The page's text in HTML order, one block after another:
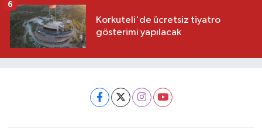
Korkuteli'de ücretsiz tiyatro
gösterimi yapılacak
6